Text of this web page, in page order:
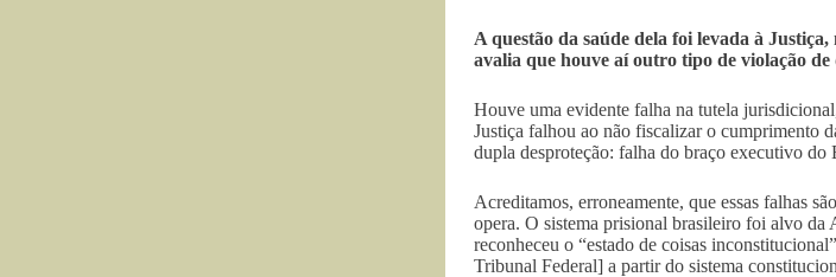
A questão da saúde dela foi levada à
avalia que houve aí outro tipo de violação de
Houve uma evidente falha na tutela
Justiça falhou ao não fiscalizar o cumprimento
dupla desproteção: falha do braço executivo do
Acreditamos, erroneamente, que essas falhas
opera. O sistema prisional brasileiro foi alvo
reconheceu o “estado de coisas
Tribunal Federal] a partir do sistema